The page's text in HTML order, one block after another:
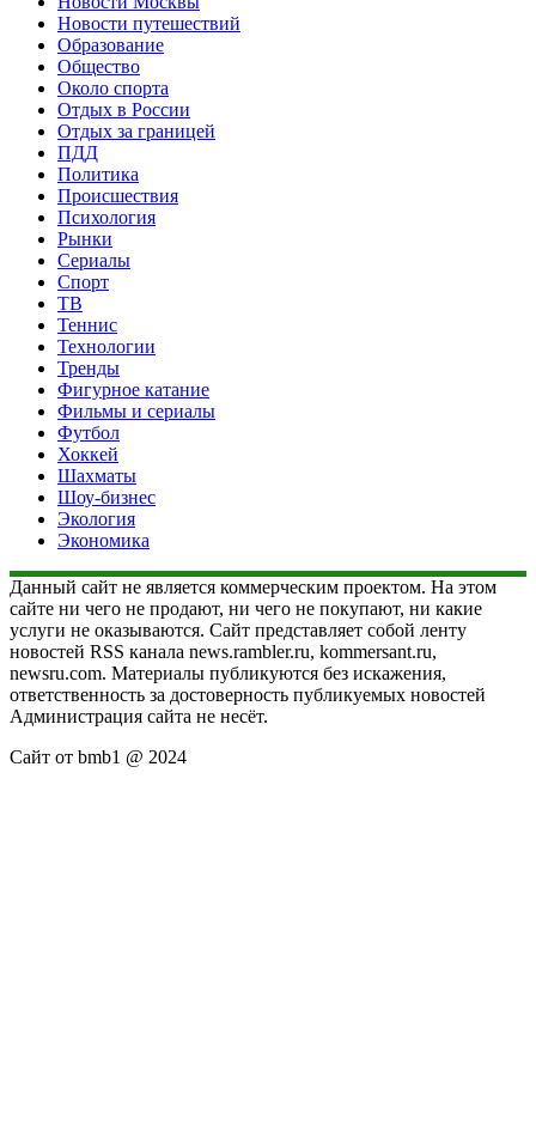
Новости путешествий
Образование
Общество
Около спорта
Отдых в России
Отдых за границей
ПДД
Политика
Происшествия
Психология
Рынки
Сериалы
Спорт
ТВ
Теннис
Технологии
Тренды
Фигурное катание
Фильмы и сериалы
Футбол
Хоккей
Шахматы
Шоу-бизнес
Экология
Экономика
Данный сайт не является коммерческим проектом. На этом
сайте ни чего не продают, ни чего не покупают, ни какие
услуги не оказываются. Сайт представляет собой ленту
новостей RSS канала news.rambler.ru, kommersant.ru,
newsru.com. Материалы публикуются без искажения,
ответственность за достоверность публикуемых новостей
Администрация сайта не несёт.
Сайт от bmb1 @ 2024